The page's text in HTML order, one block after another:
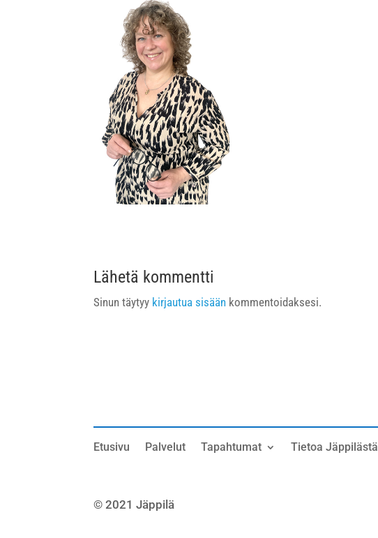
Lähetä kommentti
Sinun täytyy kirjautua sisään kommentoidaksesi.
Etusivu Palvelut Tapahtumat Tietoa Jäppilästä
© 2021 Jäppilä